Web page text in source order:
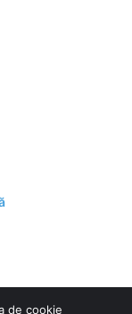
de cookie